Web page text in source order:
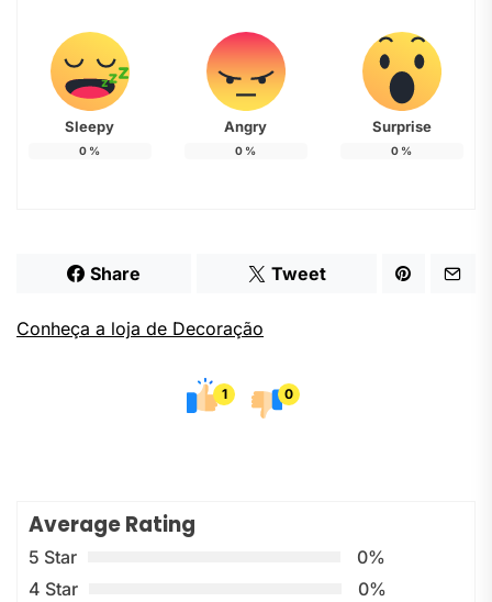
Sleepy
0 %
Angry
0 %
Surprise
0 %
Share Tweet
Conheça a loja de Decoração
1 0
Average Rating
5 Star
0%
4 Star
0%